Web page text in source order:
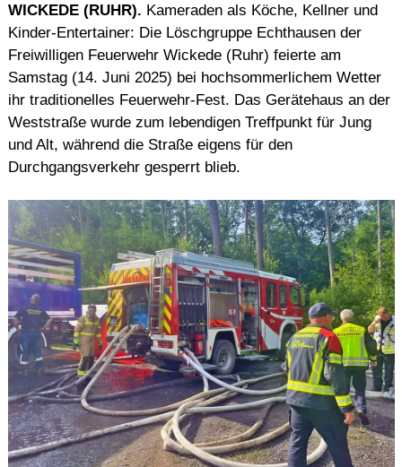
WICKEDE (RUHR). Kameraden als Köche, Kellner und
Kinder-Entertainer: Die Löschgruppe Echthausen der
Freiwilligen Feuerwehr Wickede (Ruhr) feierte am
Samstag (14. Juni 2025) bei hochsommerlichem Wetter
ihr traditionelles Feuerwehr-Fest. Das Gerätehaus an der
Weststraße wurde zum lebendigen Treffpunkt für Jung
und Alt, während die Straße eigens für den
Durchgangsverkehr gesperrt blieb.